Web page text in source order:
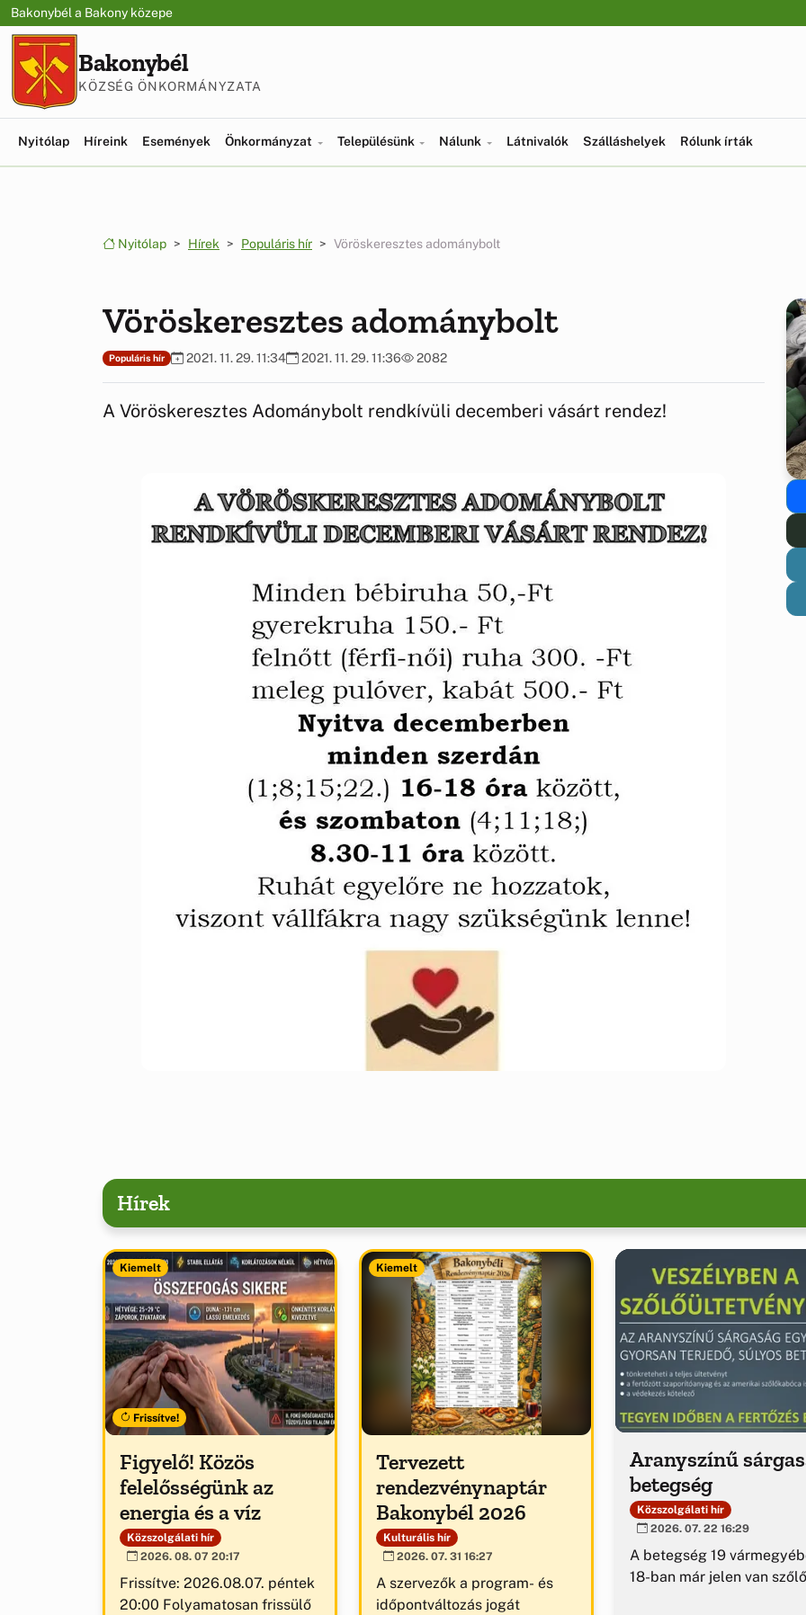
Ugrás a menüre
Ugrás a tartalomra
Bakonybél a Bakony közepe
Bakonybél
KÖZSÉG ÖNKORMÁNYZATA
Nyitólap Híreink Események Önkormányzat Településünk Nálunk Látnivalók Szálláshelyek Rólunk írták
Nyitólap Hírek Populáris hír Vöröskeresztes adománybolt
Vöröskeresztes adománybolt
Populáris hír 2021. 11. 29. 11:34 2021. 11. 29. 11:36 2082
A Vöröskeresztes Adománybolt rendkívüli decemberi vásárt rendez!
Hírek
Kiemelt
Frissítve!
Figyelő! Közös
felelősségünk az
energia és a víz
Közszolgálati hír
2026. 08. 07 20:17
Frissítve: 2026.08.07. péntek
20:00 Folyamatosan frissülő
Kiemelt
Tervezett
rendezvénynaptár
Bakonybél 2026
Kulturális hír
2026. 07. 31 16:27
A szervezők a program- és
időpontváltozás jogát
Aranyszínű
betegség
Közszolgálati hír
2026. 07. 22 16:29
A betegség 19
18-ban már jelen van